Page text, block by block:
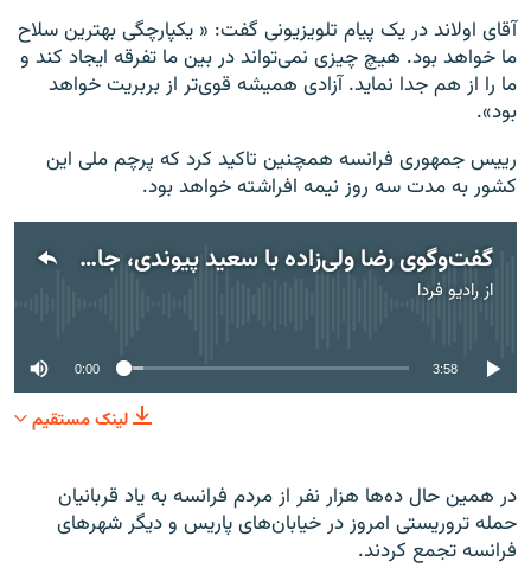
آقای اولاند در یک پیام تلویزیونی گفت: « یکپارچگی بهترین سلاح
ما خواهد بود. هیچ چیزی نمی‌تواند در بین ما تفرقه ایجاد کند و
ما را از هم جدا نماید. آزادی همیشه قوی‌تر از بربریت خواهد
بود».
رییس جمهوری فرانسه همچنین تاکید کرد که پرچم ملی این
کشور به مدت سه روز نیمه افراشته خواهد بود.
گفت‌وگوی رضا ولی‌زاده با سعید پیوندی، جامعه‌شناس مقیم پاریس درباره حمله به هفته‌نامه شارلی ابدو
ازرادیو فردا
0:00 3:58
لینک مستقیم
در همین حال ده‌ها هزار نفر از مردم فرانسه به یاد قربانیان
حمله تروریستی امروز در خیابان‌های پاریس و دیگر شهرهای
فرانسه تجمع کردند.